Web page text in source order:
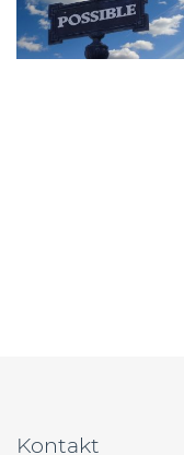
Kontakt